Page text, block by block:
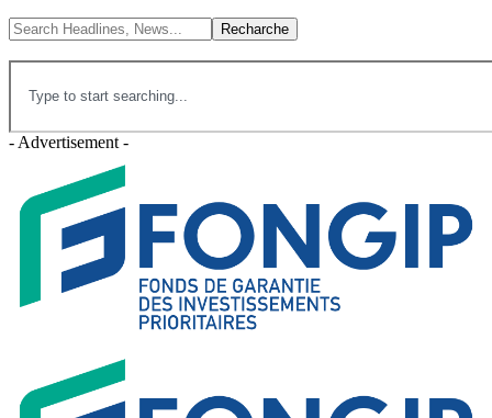
- Advertisement -